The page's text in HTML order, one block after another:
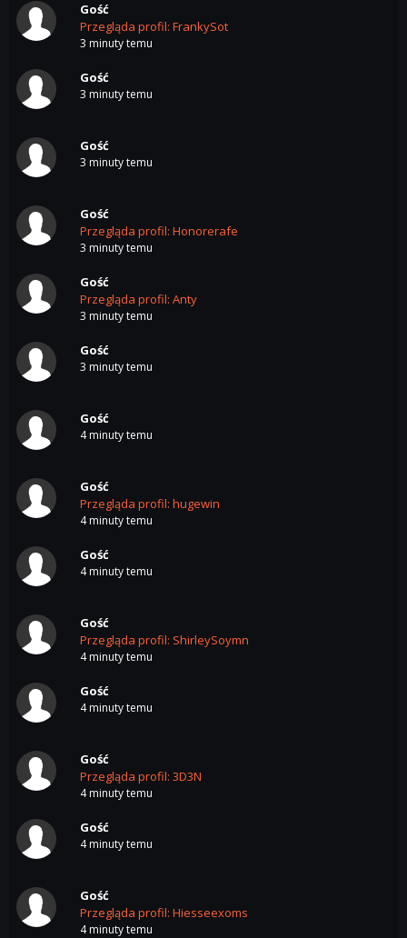
Gość
Przegląda profil: FrankySot
3 minuty temu
Gość
3 minuty temu
Gość
3 minuty temu
Gość
Przegląda profil: Honorerafe
3 minuty temu
Gość
Przegląda profil: Anty
3 minuty temu
Gość
3 minuty temu
Gość
4 minuty temu
Gość
Przegląda profil: hugewin
4 minuty temu
Gość
4 minuty temu
Gość
Przegląda profil: ShirleySoymn
4 minuty temu
Gość
4 minuty temu
Gość
Przegląda profil: 3D3N
4 minuty temu
Gość
4 minuty temu
Gość
Przegląda profil: Hiesseexoms
4 minuty temu